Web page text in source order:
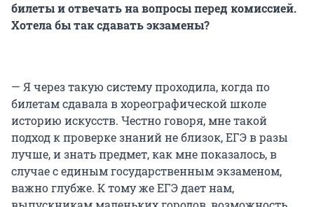
билеты и отвечать на вопросы перед комиссией.
Хотела бы так сдавать экзамены?
— Я через такую систему проходила, когда по
билетам сдавала в хореографической школе
историю искусств. Честно говоря, мне такой
подход к проверке знаний не близок, ЕГЭ в разы
лучше, и знать предмет, как мне показалось, в
случае с единым государственным экзаменом,
важно глубже. К тому же ЕГЭ дает нам,